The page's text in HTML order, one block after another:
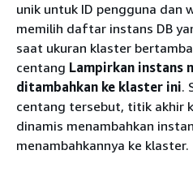
unik untuk ID pengguna dan
memilih daftar instans DB
saat ukuran klaster
centang Lampirkan instans
ditambahkan ke klaster ini.
centang tersebut, titik akhir
dinamis menambahkan
menambahkannya ke klaster.